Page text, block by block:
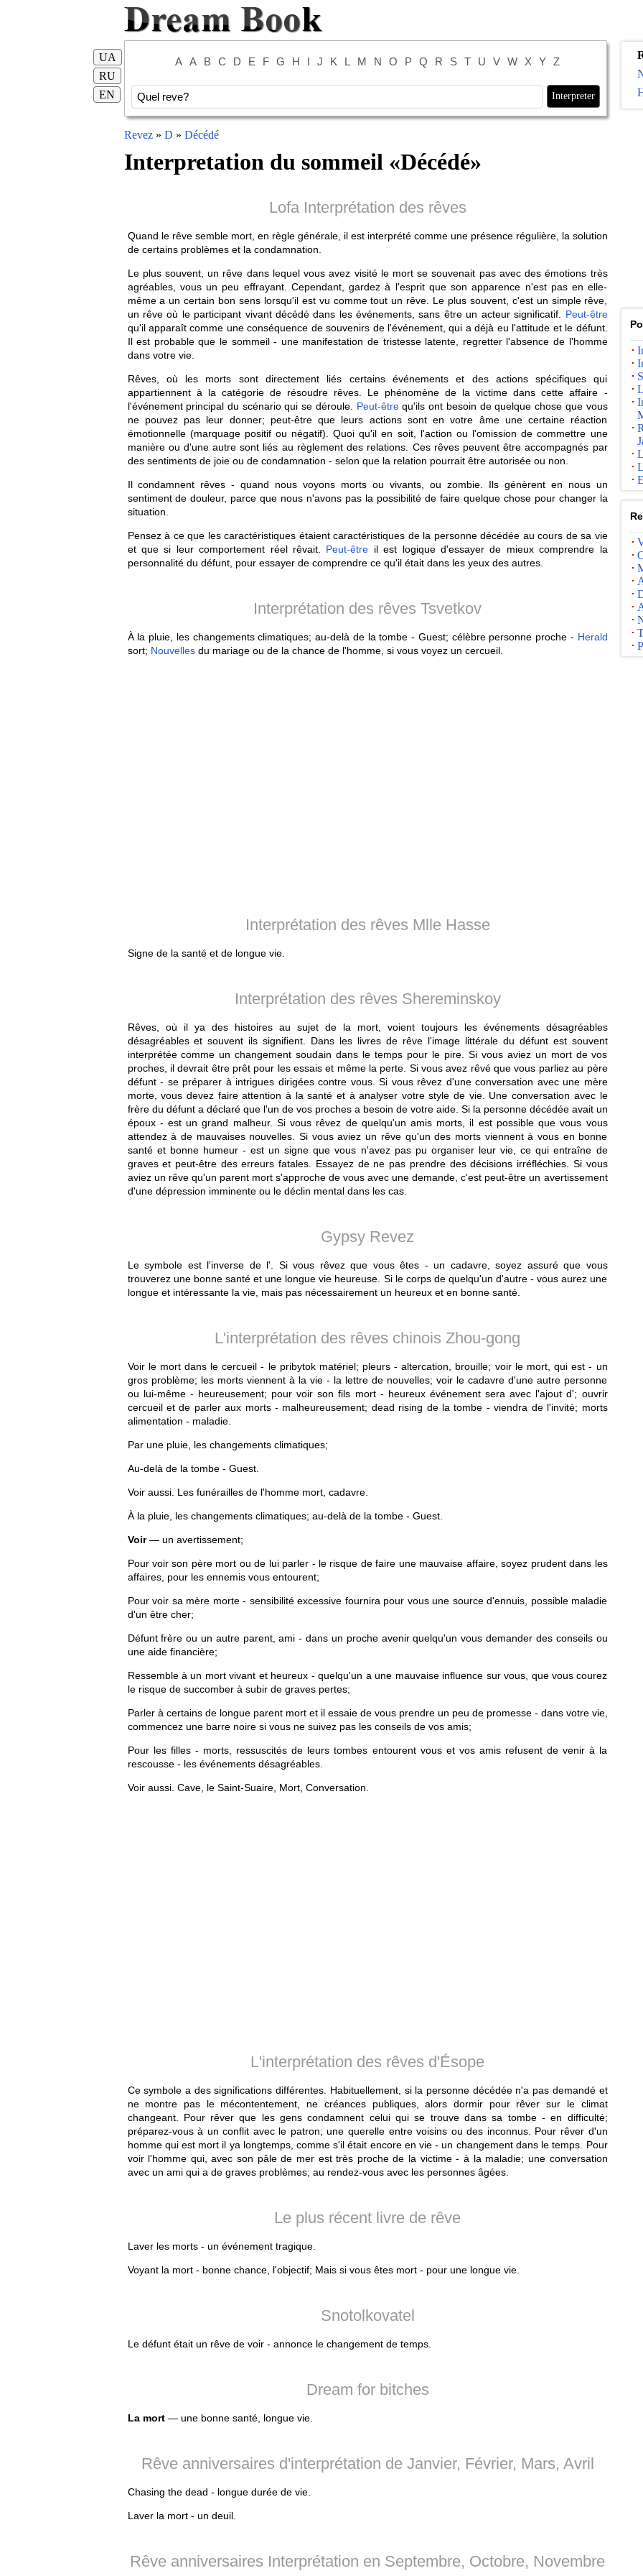
A A B C D E F G H I J K L M N O P Q R S T U V W X Y Z
UA
RU
EN
Revez» D » Décédé
Interpretation du sommeil «Décédé»
Lofa Interprétation des rêves
Quand le rêve semble mort, en règle générale, il est interprété comme une présence régulière, la solution
de certains problèmes et la condamnation.
Le plus souvent, un rêve dans lequel vous avez visité le mort se souvenait pas avec des émotions très
agréables, vous un peu effrayant. Cependant, gardez à l'esprit que son apparence n'est pas en elle-
même a un certain bon sens lorsqu'il est vu comme tout un rêve. Le plus souvent, c'est un simple rêve,
un rêve où le participant vivant décédé dans les événements, sans être un acteur significatif. Peut-être
qu'il apparaît comme une conséquence de souvenirs de l'événement, qui a déjà eu l'attitude et le défunt.
Il est probable que le sommeil - une manifestation de tristesse latente, regretter l'absence de l'homme
dans votre vie.
Rêves, où les morts sont directement liés certains événements et des actions spécifiques qui
appartiennent à la catégorie de résoudre rêves. Le phénomène de la victime dans cette affaire -
l'événement principal du scénario qui se déroule. Peut-êtrequ'ils ont besoin de quelque chose que vous
ne pouvez pas leur donner; peut-être que leurs actions sont en votre âme une certaine réaction
émotionnelle (marquage positif ou négatif). Quoi qu'il en soit, l'action ou l'omission de commettre une
manière ou d'une autre sont liés au règlement des relations. Ces rêves peuvent être accompagnés par
des sentiments de joie ou de condamnation - selon que la relation pourrait être autorisée ou non.
Il condamnent rêves - quand nous voyons morts ou vivants, ou zombie. Ils génèrent en nous un
sentiment de douleur, parce que nous n'avons pas la possibilité de faire quelque chose pour changer la
situation.
Pensez à ce que les caractéristiques étaient caractéristiques de la personne décédée au cours de sa vie
et que si leur comportement réel rêvait. Peut-être il est logique d'essayer de mieux comprendre la
personnalité du défunt, pour essayer de comprendre ce qu'il était dans les yeux des autres.
Interprétation des rêves Tsvetkov
À la pluie, les changements climatiques; au-delà de la tombe - Guest; célèbre personne proche - Herald
sort; Nouvellesdu mariage ou de la chance de l'homme, si vous voyez un cercueil.
Interprétation des rêves Mlle Hasse
Signe de la santé et de longue vie.
Interprétation des rêves Shereminskoy
Rêves, où il ya des histoires au sujet de la mort, voient toujours les événements désagréables
désagréables et souvent ils signifient. Dans les livres de rêve l'image littérale du défunt est souvent
interprétée comme un changement soudain dans le temps pour le pire. Si vous aviez un mort de vos
proches, il devrait être prêt pour les essais et même la perte. Si vous avez rêvé que vous parliez au père
défunt - se préparer à intrigues dirigées contre vous. Si vous rêvez d'une conversation avec une mère
morte, vous devez faire attention à la santé et à analyser votre style de vie. Une conversation avec le
frère du défunt a déclaré que l'un de vos proches a besoin de votre aide. Si la personne décédée avait un
époux - est un grand malheur. Si vous rêvez de quelqu'un amis morts, il est possible que vous vous
attendez à de mauvaises nouvelles. Si vous aviez un rêve qu'un des morts viennent à vous en bonne
santé et bonne humeur - est un signe que vous n'avez pas pu organiser leur vie, ce qui entraîne de
graves et peut-être des erreurs fatales. Essayez de ne pas prendre des décisions irréfléchies. Si vous
aviez un rêve qu'un parent mort s'approche de vous avec une demande, c'est peut-être un avertissement
d'une dépression imminente ou le déclin mental dans les cas.
Gypsy Revez
Le symbole est l'inverse de l'. Si vous rêvez que vous êtes - un cadavre, soyez assuré que vous
trouverez une bonne santé et une longue vie heureuse. Si le corps de quelqu'un d'autre - vous aurez une
longue et intéressante la vie, mais pas nécessairement un heureux et en bonne santé.
L'interprétation des rêves chinois Zhou-gong
Voir le mort dans le cercueil - le pribytok matériel; pleurs - altercation, brouille; voir le mort, qui est - un
gros problème; les morts viennent à la vie - la lettre de nouvelles; voir le cadavre d'une autre personne
ou lui-même - heureusement; pour voir son fils mort - heureux événement sera avec l'ajout d'; ouvrir
cercueil et de parler aux morts - malheureusement; dead rising de la tombe - viendra de l'invité; morts
alimentation - maladie.
Par une pluie, les changements climatiques;
Au-delà de la tombe - Guest.
Voir aussi. Les funérailles de l'homme mort, cadavre.
À la pluie, les changements climatiques; au-delà de la tombe - Guest.
Voir— un avertissement;
Pour voir son père mort ou de lui parler - le risque de faire une mauvaise affaire, soyez prudent dans les
affaires, pour les ennemis vous entourent;
Pour voir sa mère morte - sensibilité excessive fournira pour vous une source d'ennuis, possible maladie
d'un être cher;
Défunt frère ou un autre parent, ami - dans un proche avenir quelqu'un vous demander des conseils ou
une aide financière;
Ressemble à un mort vivant et heureux - quelqu'un a une mauvaise influence sur vous, que vous courez
le risque de succomber à subir de graves pertes;
Parler à certains de longue parent mort et il essaie de vous prendre un peu de promesse - dans votre vie,
commencez une barre noire si vous ne suivez pas les conseils de vos amis;
Pour les filles - morts, ressuscités de leurs tombes entourent vous et vos amis refusent de venir à la
rescousse - les événements désagréables.
Voir aussi. Cave, le Saint-Suaire, Mort, Conversation.
L'interprétation des rêves d'Ésope
Ce symbole a des significations différentes. Habituellement, si la personne décédée n'a pas demandé et
ne montre pas le mécontentement, ne créances publiques, alors dormir pour rêver sur le climat
changeant. Pour rêver que les gens condamnent celui qui se trouve dans sa tombe - en difficulté;
préparez-vous à un conflit avec le patron; une querelle entre voisins ou des inconnus. Pour rêver d'un
homme qui est mort il ya longtemps, comme s'il était encore en vie - un changement dans le temps. Pour
voir l'homme qui, avec son pâle de mer est très proche de la victime - à la maladie; une conversation
avec un ami qui a de graves problèmes; au rendez-vous avec les personnes âgées.
Le plus récent livre de rêve
Laver les morts - un événement tragique.
Voyant la mort - bonne chance, l'objectif; Mais si vous êtes mort - pour une longue vie.
Snotolkovatel
Le défunt était un rêve de voir - annonce le changement de temps.
Dream for bitches
La mort— une bonne santé, longue vie.
Rêve anniversaires d'interprétation de Janvier, Février, Mars, Avril
Chasing the dead - longue durée de vie.
Laver la mort - un deuil.
Rêve anniversaires Interprétation en Septembre, Octobre, Novembre